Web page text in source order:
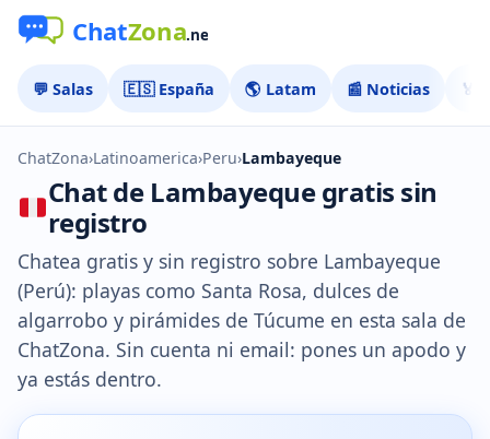
💬 Salas 🇪🇸 España 🌎 Latam 📰 Noticias 🏅
ChatZona›Latinoamerica›Peru›Lambayeque
Chat de Lambayeque gratis sin
registro
Chatea gratis y sin registro sobre Lambayeque
(Perú): playas como Santa Rosa, dulces de
algarrobo y pirámides de Túcume en esta sala de
ChatZona. Sin cuenta ni email: pones un apodo y
ya estás dentro.